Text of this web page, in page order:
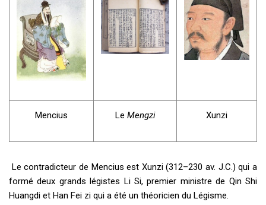
Mencius Le Mengzi Xunzi
Le contradicteur de Mencius est Xunzi (312–230 av. J.C.) qui a
formé deux grands légistes Li Si, premier ministre de Qin Shi
Huangdi et Han Fei zi qui a été un théoricien du Légisme.